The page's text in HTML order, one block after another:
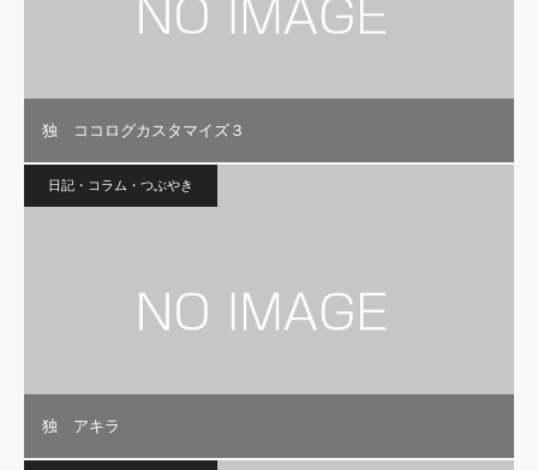
独 ココログカスタマイズ３
日記・コラム・つぶやき
独 アキラ